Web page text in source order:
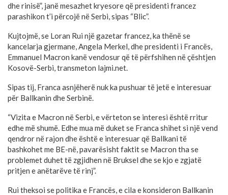
dhe rinisë”, janë mesazhet kryesore që presidenti francez
parashikon t’i përcojë në Serbi, sipas “Blic”.
Kujtojmë, se Loran Rui një gazetar francez, ka thënë se
kancelarja gjermane, Angela Merkel, dhe presidenti i Francës,
Emmanuel Macron kanë vendosur që të përfshihen në çështjen
Kosovë-Serbi, transmeton lajmi.net.
Sipas tij, Franca asnjëherë nuk ka pushuar të jetë e interesuar
për Ballkanin dhe Serbinë.
“Vizita e Macron në Serbi, e vërteton se interesi është rritur
edhe më shumë. Edhe mua më duket se Franca shihet si një vend
qendror në rajon dhe është e interesuar që Ballkani të
bashkohet me BE-në, pavarësisht faktit se Macron tha se
problemet duhet të zgjidhen në Bruksel dhe se kjo e zgjatë
pritjen e anëtarëve të rinj”.
Rui theksoi se politika e Francës, e cila e konsideron Ballkanin